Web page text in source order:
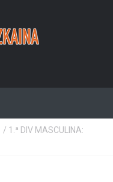
/ 1.ª DIV MASCULINA: